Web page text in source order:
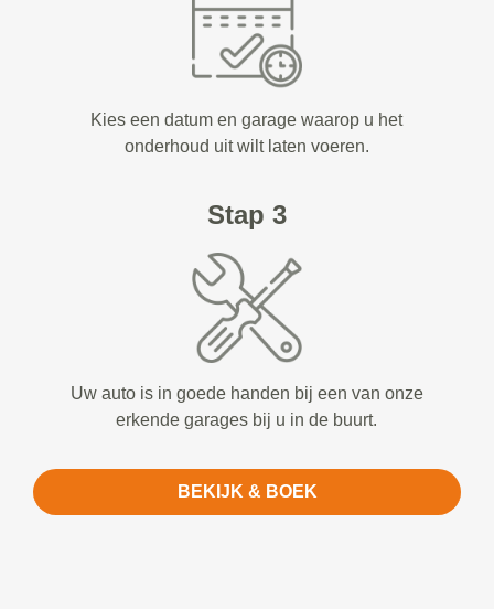
Kies een datum en garage waarop u het
onderhoud uit wilt laten voeren.
Stap 3
Uw auto is in goede handen bij een van onze
erkende garages bij u in de buurt.
BEKIJK & BOEK